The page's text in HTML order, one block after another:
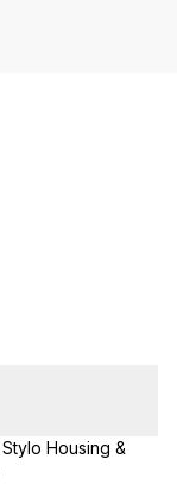
Stylo Housing &